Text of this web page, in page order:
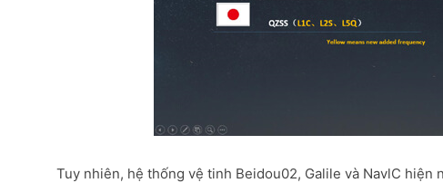
Tuy nhiên, hệ thống vệ tinh Beidou02, Galile và NavlC hiện